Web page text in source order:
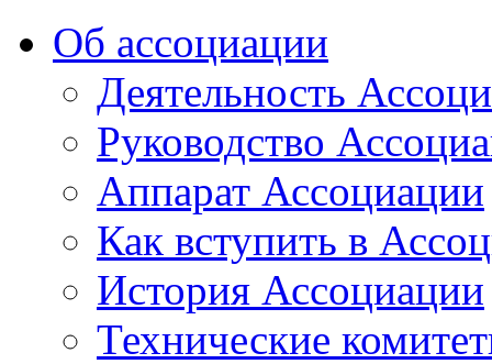
Об ассоциации
Деятельность
Руководство
Аппарат Ассоциации
Как вступить в
История Ассоциации
Технические